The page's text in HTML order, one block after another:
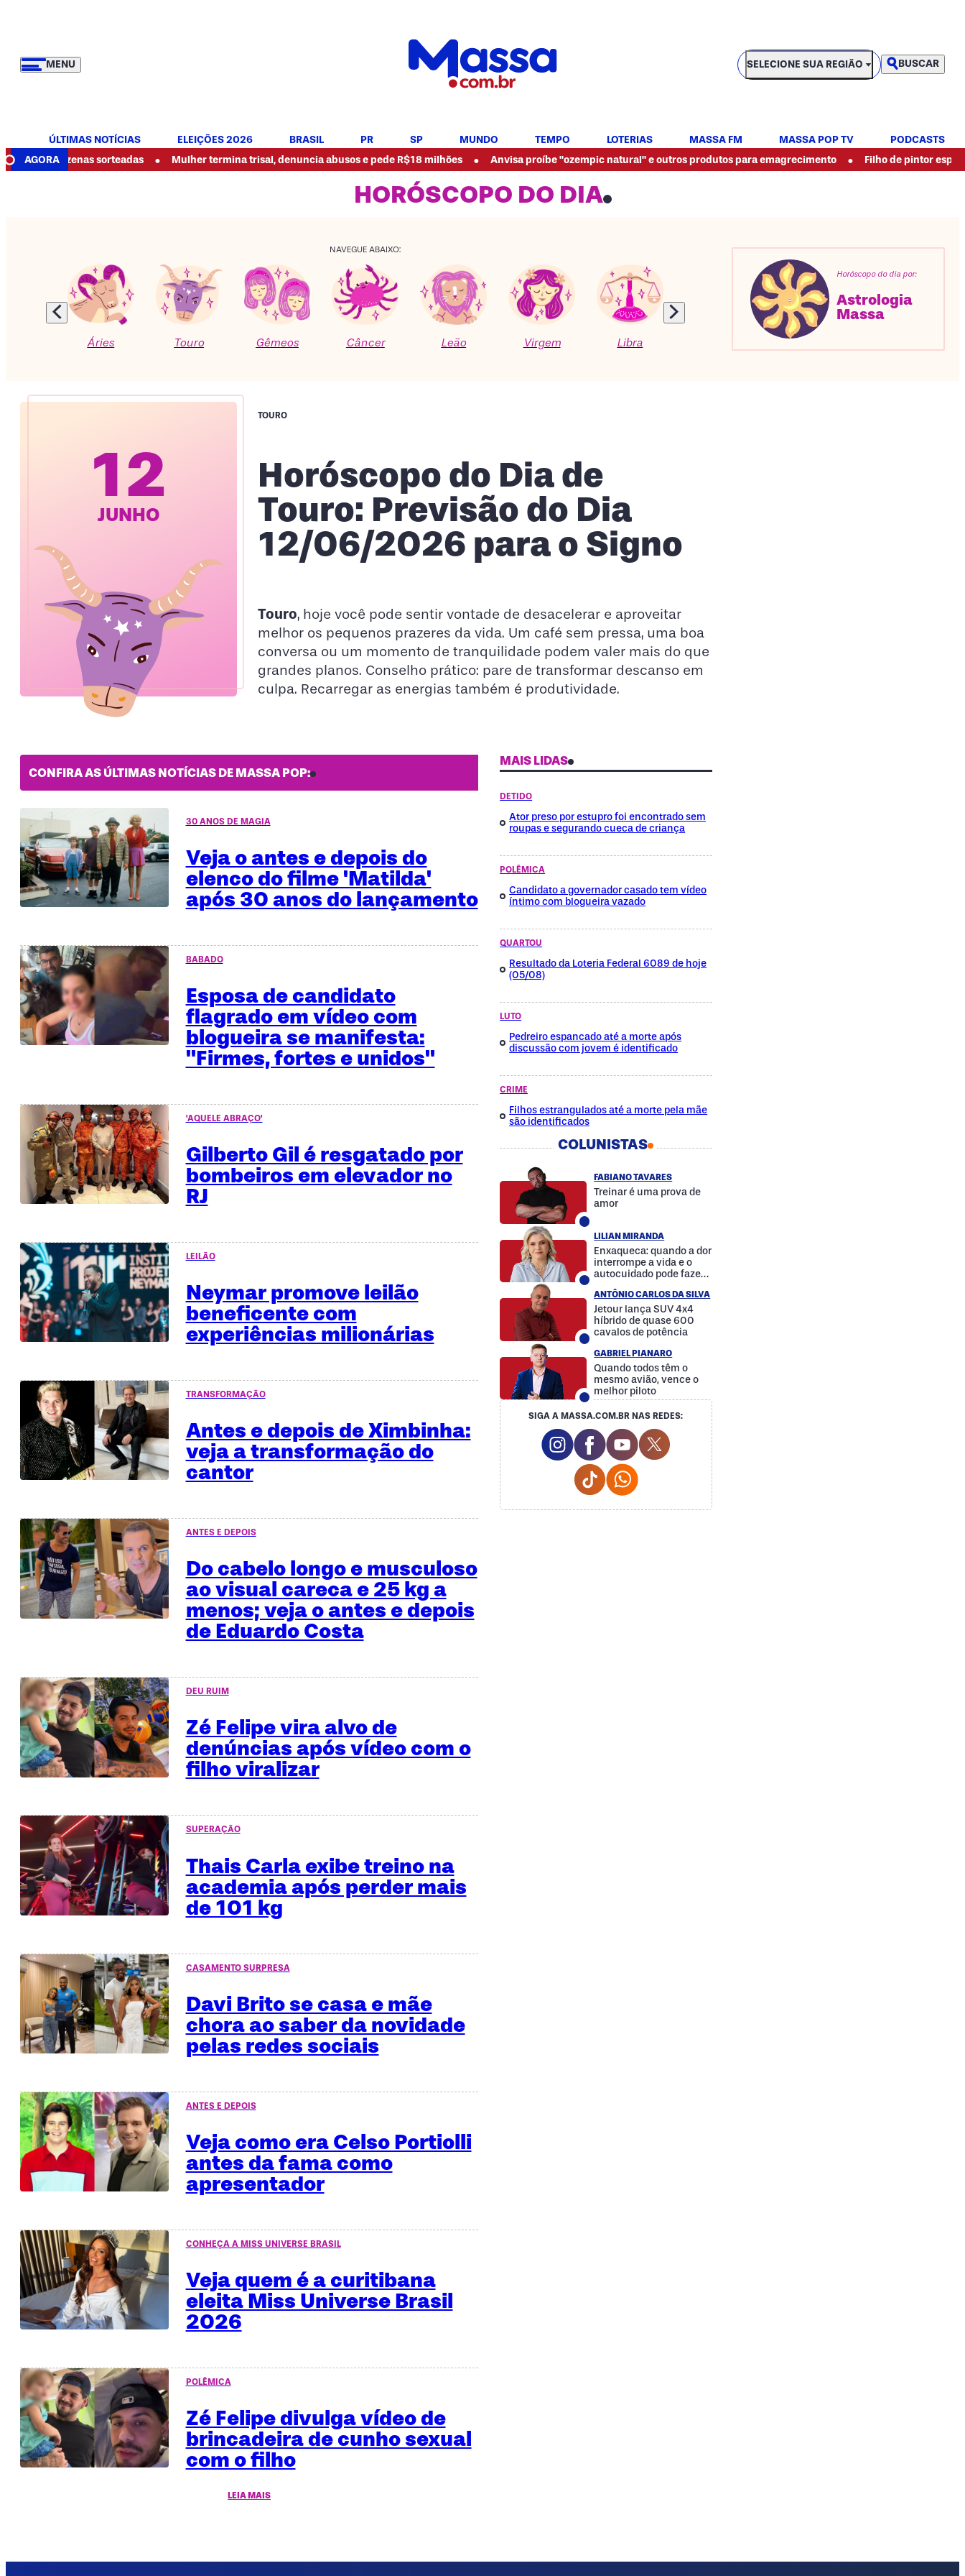
MENU
SELECIONE SUA REGIÃO
SELECIONE SUA REGIÃO BUSCAR
ÚLTIMAS NOTÍCIAS ELEIÇÕES 2026 BRASIL PR SP MUNDO TEMPO LOTERIAS MASSA FM MASSA POP TV
PODCASTS
AGORAsorteadas • Mulher termina trisal, denuncia abusos e pede R$18 milhões • Anvisa proíbe "ozempic natural" e outros produtos para emagrecimento • Filho de pintor espancado até
HORÓSCOPO DO DIA
NAVEGUE ABAIXO:
Áries Touro Gêmeos Câncer Leão Virgem Libra Escorpião Capricórnio
Horóscopo do dia por:
Astrologia
Massa
12
JUNHO
TOURO
Horóscopo do Dia de
Touro: Previsão do Dia
12/06/2026 para o Signo
Touro, hoje você pode sentir vontade de desacelerar e aproveitar
melhor os pequenos prazeres da vida. Um café sem pressa, uma boa
conversa ou um momento de tranquilidade podem valer mais do que
grandes planos. Conselho prático: pare de transformar descanso em
culpa. Recarregar as energias também é produtividade.
CONFIRA AS ÚLTIMAS NOTÍCIAS DE MASSA POP:
30 ANOS DE MAGIA
Veja o antes e depois do
elenco do filme 'Matilda'
após 30 anos do lançamento
BABADO
Esposa de candidato
flagrado em vídeo com
blogueira se manifesta:
"Firmes, fortes e unidos"
'AQUELE ABRAÇO'
Gilberto Gil é resgatado por
bombeiros em elevador no
RJ
LEILÃO
Neymar promove leilão
beneficente com
experiências milionárias
TRANSFORMAÇÃO
Antes e depois de Ximbinha:
veja a transformação do
cantor
ANTES E DEPOIS
Do cabelo longo e musculoso
ao visual careca e 25 kg a
menos; veja o antes e depois
de Eduardo Costa
DEU RUIM
Zé Felipe vira alvo de
denúncias após vídeo com o
filho viralizar
SUPERAÇÃO
Thais Carla exibe treino na
academia após perder mais
de 101 kg
CASAMENTO SURPRESA
Davi Brito se casa e mãe
chora ao saber da novidade
pelas redes sociais
ANTES E DEPOIS
Veja como era Celso Portiolli
antes da fama como
apresentador
CONHEÇA A MISS UNIVERSE BRASIL
Veja quem é a curitibana
eleita Miss Universe Brasil
2026
POLÊMICA
Zé Felipe divulga vídeo de
brincadeira de cunho sexual
com o filho
LEIA MAIS
MAIS LIDAS
DETIDO
Ator preso por estupro foi encontrado sem
roupas e segurando cueca de criança
POLÊMICA
Candidato a governador casado tem vídeo
íntimo com blogueira vazado
QUARTOU
Resultado da Loteria Federal 6089 de hoje
(05/08)
LUTO
Pedreiro espancado até a morte após
discussão com jovem é identificado
CRIME
Filhos estrangulados até a morte pela mãe
são identificados
COLUNISTAS
FABIANO TAVARES
Treinar é uma prova de
amor
LILIAN MIRANDA
Enxaqueca: quando a dor
interrompe a vida e o
autocuidado pode fazer
ANTÔNIO CARLOS DA SILVA
Jetour lança SUV 4x4
híbrido de quase 600
cavalos de potência
GABRIEL PIANARO
Quando todos têm o
mesmo avião, vence o
melhor piloto
SIGA A MASSA.COM.BR NAS REDES:
Instagram Social Media
Facebook Social Media
Youtube Social Media
Twitter Social Media
Tiktok Social Media
Whatsapp Social Media